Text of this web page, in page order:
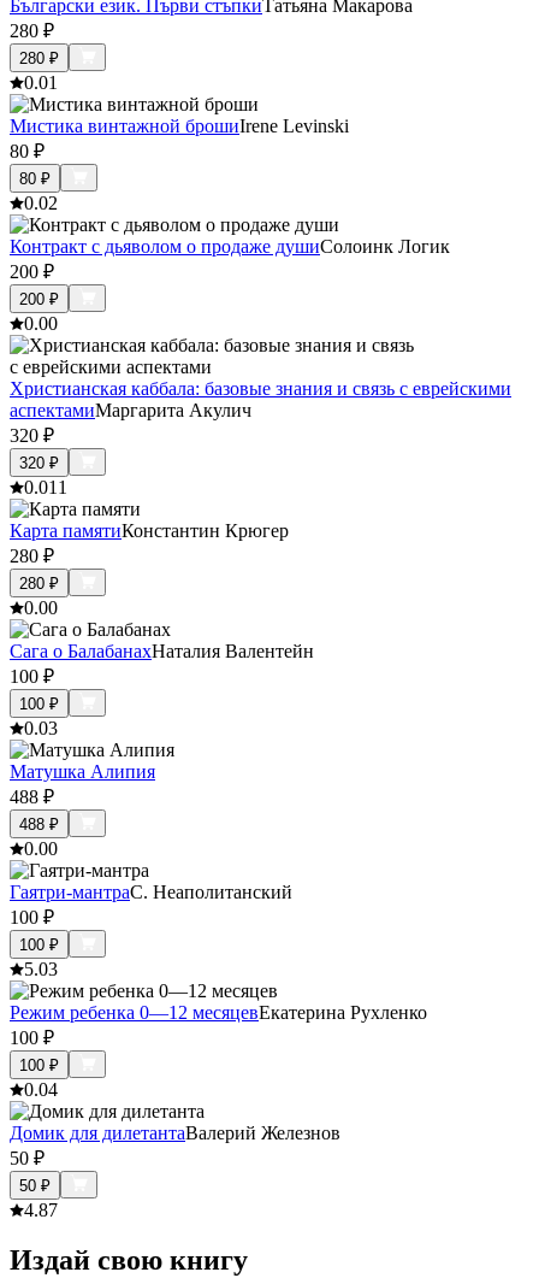
Български език. Първи стъпкиТатьяна Макарова
280 ₽
280 ₽
0.01
Мистика винтажной брошиIrene Levinski
80 ₽
80 ₽
0.02
Контракт с дьяволом о продаже душиСолоинк Логик
200 ₽
200 ₽
0.00
Христианская каббала: базовые знания и связь с еврейскими
аспектамиМаргарита Акулич
320 ₽
320 ₽
0.011
Карта памятиКонстантин Крюгер
280 ₽
280 ₽
0.00
Сага о БалабанахНаталия Валентейн
100 ₽
100 ₽
0.03
Матушка Алипия
488 ₽
488 ₽
0.00
Гаятри-мантраС. Неаполитанский
100 ₽
100 ₽
5.03
Режим ребенка 0—12 месяцевЕкатерина Рухленко
100 ₽
100 ₽
0.04
Домик для дилетантаВалерий Железнов
50 ₽
50 ₽
4.87
Издай свою книгу